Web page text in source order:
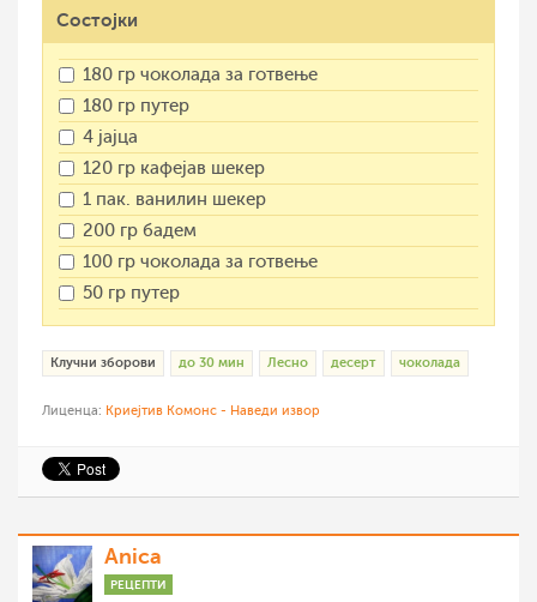
Состојки
180 гр чоколада за готвење
180 гр путер
4 јајца
120 гр кафејав шекер
1 пак. ванилин шекер
200 гр бадем
100 гр чоколада за готвење
50 гр путер
Клучни зборови до 30 мин Лесно десерт чоколада
Лиценца: Криејтив Комонс - Наведи извор
Anica
РЕЦЕПТИ